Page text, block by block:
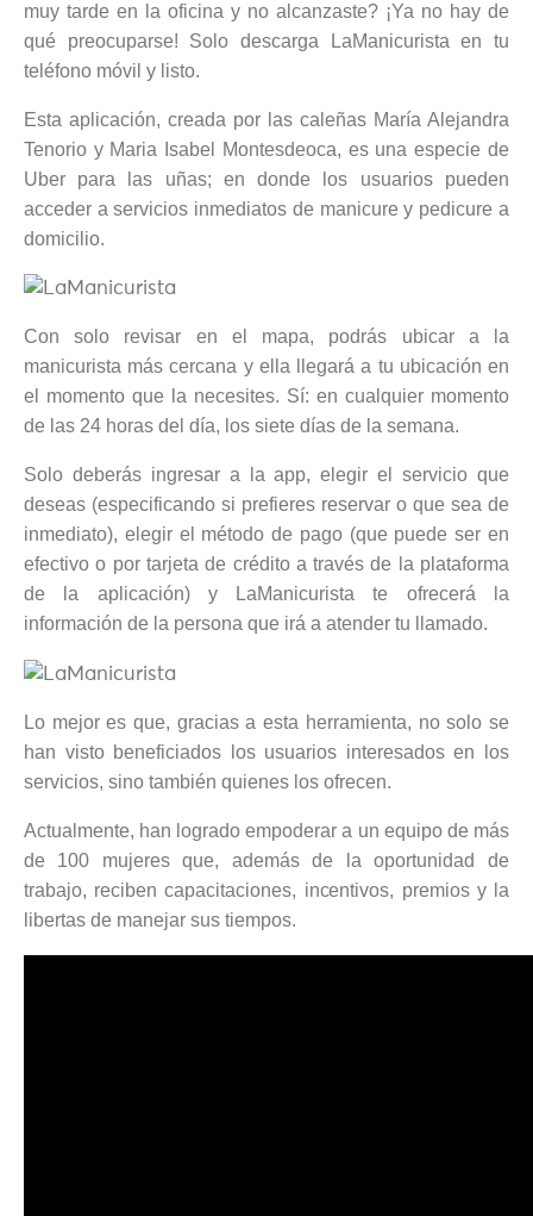
muy tarde en la oficina y no alcanzaste? ¡Ya no hay de
qué preocuparse! Solo descarga LaManicurista en tu
teléfono móvil y listo.
Esta aplicación, creada por las caleñas María Alejandra
Tenorio y Maria Isabel Montesdeoca, es una especie de
Uber para las uñas; en donde los usuarios pueden
acceder a servicios inmediatos de manicure y pedicure a
domicilio.
Con solo revisar en el mapa, podrás ubicar a la
manicurista más cercana y ella llegará a tu ubicación en
el momento que la necesites. Sí: en cualquier momento
de las 24 horas del día, los siete días de la semana.
Solo deberás ingresar a la app, elegir el servicio que
deseas (especificando si prefieres reservar o que sea de
inmediato), elegir el método de pago (que puede ser en
efectivo o por tarjeta de crédito a través de la plataforma
de la aplicación) y LaManicurista te ofrecerá la
información de la persona que irá a atender tu llamado.
Lo mejor es que, gracias a esta herramienta, no solo se
han visto beneficiados los usuarios interesados en los
servicios, sino también quienes los ofrecen.
Actualmente, han logrado empoderar a un equipo de más
de 100 mujeres que, además de la oportunidad de
trabajo, reciben capacitaciones, incentivos, premios y la
libertas de manejar sus tiempos.